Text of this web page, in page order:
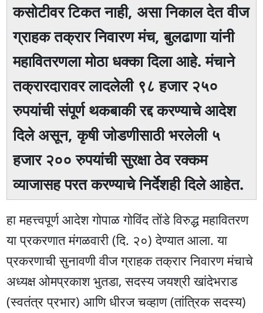
कसोटीवर टिकत नाही, असा निकाल देत वीज
ग्राहक तक्रार निवारण मंच, बुलढाणा यांनी
महावितरणला मोठा धक्का दिला आहे. मंचाने
तक्रारदारावर लादलेली ९८ हजार २५०
रुपयांची संपूर्ण थकबाकी रद्द करण्याचे आदेश
दिले असून, कृषी जोडणीसाठी भरलेली ५
हजार २०० रुपयांची सुरक्षा ठेव रक्कम
व्याजासह परत करण्याचे निर्देशही दिले आहेत.
हा महत्त्वपूर्ण आदेश गोपाळ गोविंद तोंडे विरुद्ध महावितरण
या प्रकरणात मंगळवारी (दि. २०) देण्यात आला. या
प्रकरणाची सुनावणी वीज ग्राहक तक्रार निवारण मंचाचे
अध्यक्ष ओमप्रकाश भुतडा, सदस्य जयश्री खांदेभराड
(स्वतंत्र प्रभार) आणि धीरज चव्हाण (तांत्रिक सदस्य)